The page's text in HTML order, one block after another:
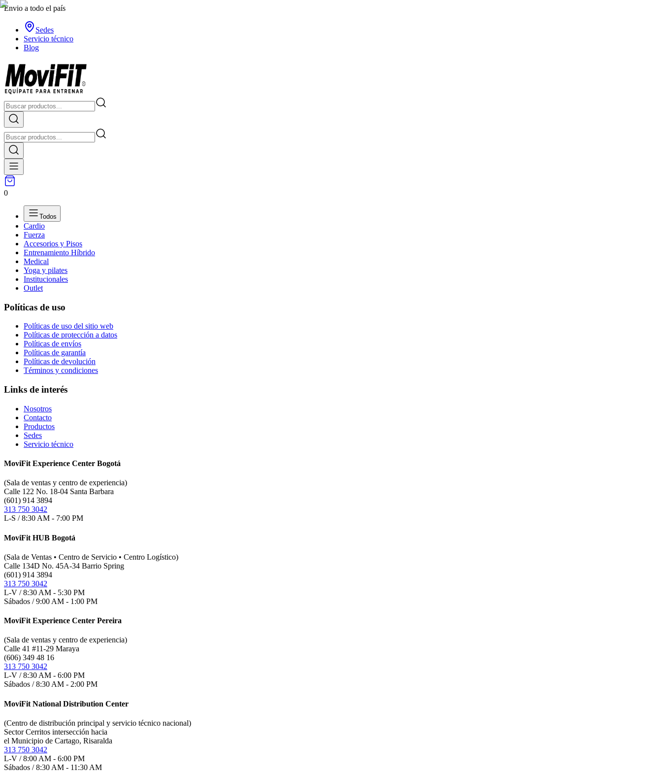
Envio a todo el país
Sedes
Servicio técnico
Blog
0
Todos
Cardio
Fuerza
Accesorios y Pisos
Entrenamiento Híbrido
Medical
Yoga y pilates
Institucionales
Outlet
Políticas de uso
Políticas de uso del sitio web
Políticas de protección a datos
Políticas de envíos
Políticas de garantía
Políticas de devolución
Términos y condiciones
Links de interés
Nosotros
Contacto
Productos
Sedes
Servicio técnico
MoviFit Experience Center Bogotá
(Sala de ventas y centro de experiencia)
Calle 122 No. 18-04 Santa Barbara
(601) 914 3894
313 750 3042
L-S / 8:30 AM - 7:00 PM
MoviFit HUB Bogotá
(Sala de Ventas • Centro de Servicio • Centro Logístico)
Calle 134D No. 45A-34 Barrio Spring
(601) 914 3894
313 750 3042
L-V / 8:30 AM - 5:30 PM
Sábados / 9:00 AM - 1:00 PM
MoviFit Experience Center Pereira
(Sala de ventas y centro de experiencia)
Calle 41 #11-29 Maraya
(606) 349 48 16
313 750 3042
L-V / 8:30 AM - 6:00 PM
Sábados / 8:30 AM - 2:00 PM
MoviFit National Distribution Center
(Centro de distribución principal y servicio técnico nacional)
Sector Cerritos intersección hacia
el Municipio de Cartago, Risaralda
313 750 3042
L-V / 8:00 AM - 6:00 PM
Sábados / 8:30 AM - 11:30 AM